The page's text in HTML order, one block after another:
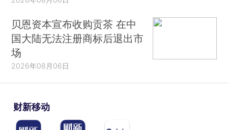
贝恩资本宣布收购贡茶 在中
国大陆无法注册商标后退出市
场
2026年08月06日
财新移动